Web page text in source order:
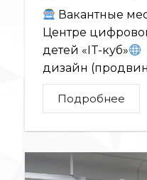
Вакантные
Центре
детей «IT-куб»
дизайн
Подробнее